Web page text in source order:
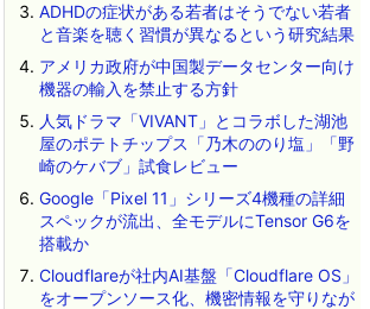
ADHDの症状がある若者はそうでない若者
と音楽を聴く習慣が異なるという研究結果
アメリカ政府が中国製データセンター向け
機器の輸入を禁止する方針
人気ドラマ「VIVANT」とコラボした湖池
屋のポテトチップス「乃木ののり塩」「野
崎のケバブ」試食レビュー
Google「Pixel 11」シリーズ4機種の詳細
スペックが流出、全モデルにTensor G6を
搭載か
Cloudflareが社内AI基盤「Cloudflare OS」
をオープンソース化、機密情報を守りなが